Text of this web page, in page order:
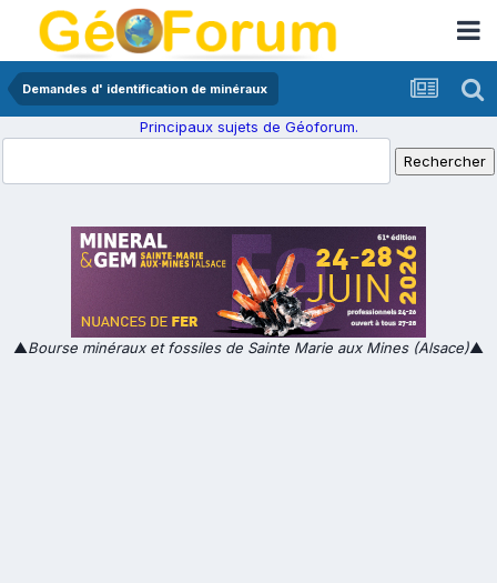
Demandes d' identification de minéraux
Principaux sujets de Géoforum.
▲Bourse minéraux et fossiles de Sainte Marie aux Mines (Alsace)▲